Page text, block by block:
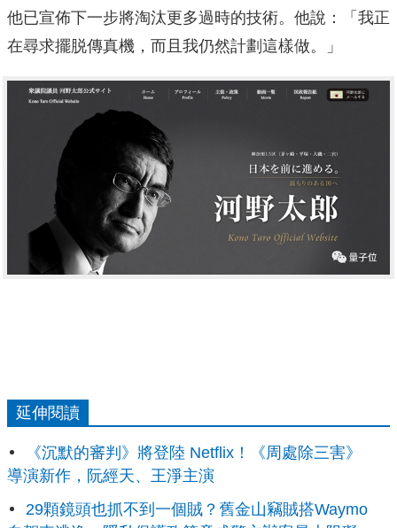
他已宣佈下一步將淘汰更多過時的技術。他說：「我正
在尋求擺脱傳真機，而且我仍然計劃這樣做。」
延伸閱讀
《沉默的審判》將登陸 Netflix！《周處除三害》
導演新作，阮經天、王淨主演
29顆鏡頭也抓不到一個賊？舊金山竊賊搭Waymo